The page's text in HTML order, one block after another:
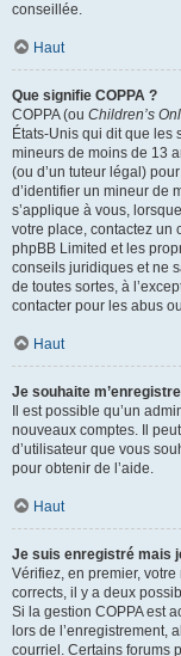
conseillée.
Haut
Que signifie COPPA ?
COPPA (ou Children’s
États-Unis qui dit que les
mineurs de moins de 13
(ou d’un tuteur légal)
d’identifier un mineur de
s’applique à vous,
votre place, contactez un
phpBB Limited et les
conseils juridiques et ne
de toutes sortes, à
contacter pour les abus
Haut
Je souhaite
Il est possible qu’un
nouveaux comptes. Il
d’utilisateur que vous
pour obtenir de l’aide.
Haut
Je suis enregistré mais
Vérifiez, en premier, votre
corrects, il y a deux
Si la gestion COPPA est
lors de l’enregistrement,
courriel. Certains forums